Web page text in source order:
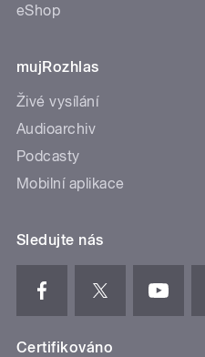
eShop
mujRozhlas
Živé vysílání
Audioarchiv
Podcasty
Mobilní aplikace
Sledujte nás
Certifikováno